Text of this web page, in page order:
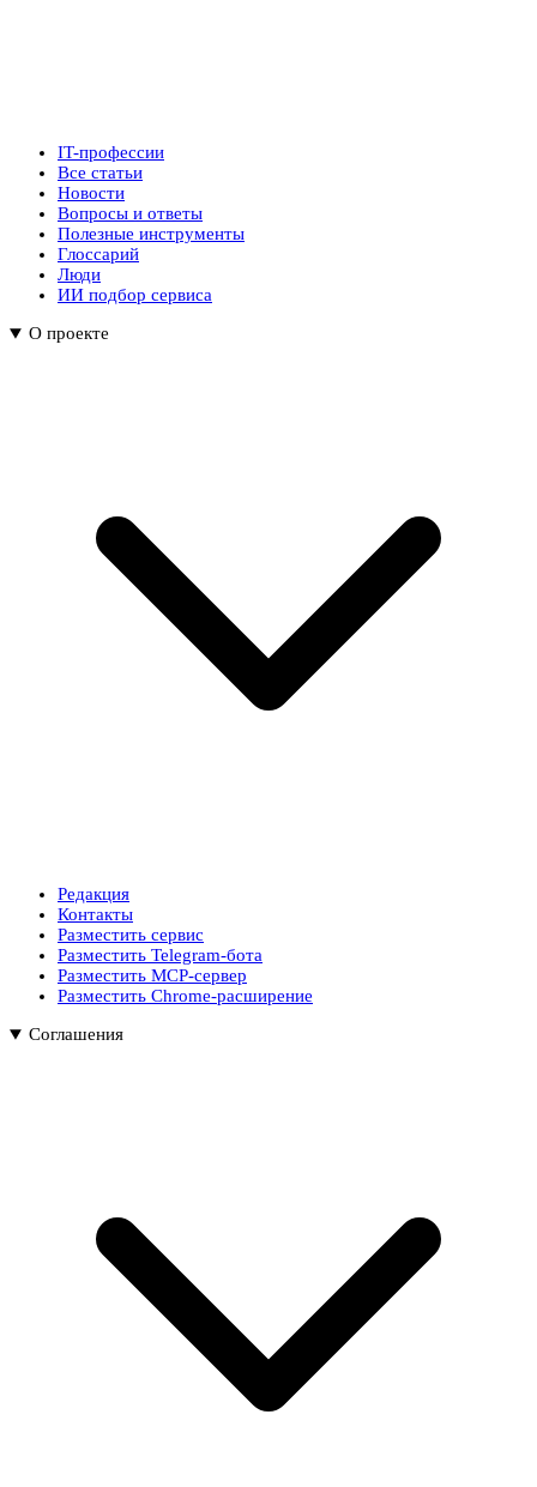
IT-профессии
Все статьи
Новости
Вопросы и ответы
Полезные инструменты
Глоссарий
Люди
ИИ подбор сервиса
О проекте
Редакция
Контакты
Разместить сервис
Разместить Telegram-бота
Разместить MCP-сервер
Разместить Chrome-расширение
Соглашения